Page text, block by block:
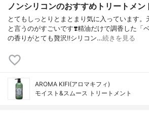
ノンシリコンのおすすめトリートメン
とてもしっとりとまとまり気に入っています
と言うのがすごいです❣️精油だけで調香した「
の香りがとても贅沢‼️シリコン…続きを見る
AROMA KIFI(アロマキフィ)
モイスト&スムース トリートメント